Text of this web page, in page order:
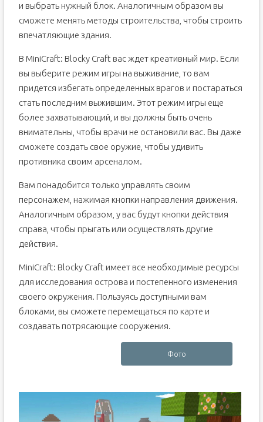
и выбрать нужный блок. Аналогичным образом вы
сможете менять методы строительства, чтобы строить
впечатляющие здания.
В MiniCraft: Blocky Craft вас ждет креативный мир. Если
вы выберите режим игры на выживание, то вам
придется избегать определенных врагов и постараться
стать последним выжившим. Этот режим игры еще
более захватывающий, и вы должны быть очень
внимательны, чтобы врачи не остановили вас. Вы даже
сможете создать свое оружие, чтобы удивить
противника своим арсеналом.
Вам понадобится только управлять своим
персонажем, нажимая кнопки направления движения.
Аналогичным образом, у вас будут кнопки действия
справа, чтобы прыгать или осуществлять другие
действия.
MiniCraft: Blocky Craft имеет все необходимые ресурсы
для исследования острова и постепенного изменения
своего окружения. Пользуясь доступными вам
блоками, вы сможете перемещаться по карте и
создавать потрясающие сооружения.
Фото